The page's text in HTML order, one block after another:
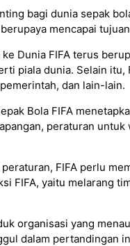
bagi dunia sepak
mencapai
Dunia FIFA terus
piala dunia. Selain
dan lain-lain.
Bola FIFA
peraturan
FIFA perlu
FIFA, yaitu melarang
organisasi yang
dalam pertandingan